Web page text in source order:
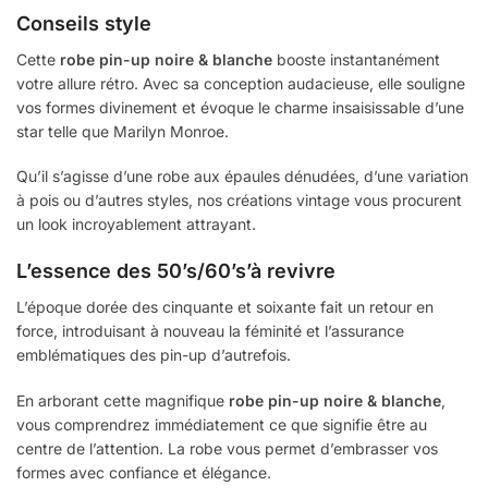
Conseils style
Cette robe pin-up noire & blanche booste instantanément
votre allure rétro. Avec sa conception audacieuse, elle souligne
vos formes divinement et évoque le charme insaisissable d’une
star telle que Marilyn Monroe.
Qu’il s’agisse d’une robe aux épaules dénudées, d’une variation
à pois ou d’autres styles, nos créations vintage vous procurent
un look incroyablement attrayant.
L’essence des 50’s/60’s’à revivre
L’époque dorée des cinquante et soixante fait un retour en
force, introduisant à nouveau la féminité et l’assurance
emblématiques des pin-up d’autrefois.
En arborant cette magnifique robe pin-up noire & blanche,
vous comprendrez immédiatement ce que signifie être au
centre de l’attention. La robe vous permet d’embrasser vos
formes avec confiance et élégance.